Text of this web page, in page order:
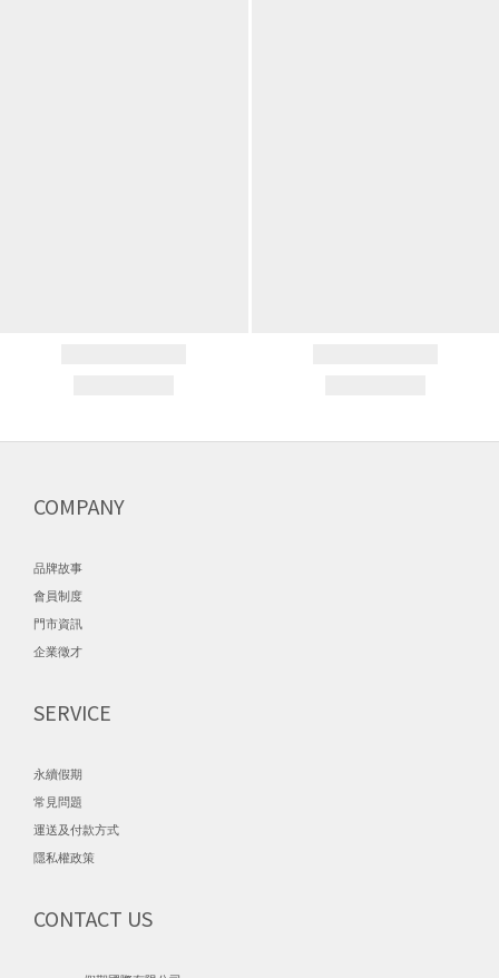
COMPANY
品牌故事
會員制度
門市資訊
企業徵才
SERVICE
永續假期
常見問題
運送及付款方式
隱私權政策
CONTACT US